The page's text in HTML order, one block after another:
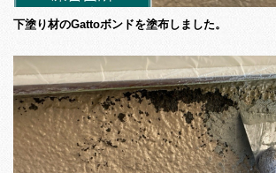
下塗り材のGattoボンドを塗布しました。